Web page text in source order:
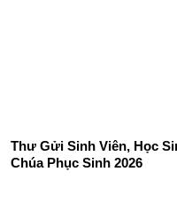
Thư Gửi Sinh Viên, Học
Chúa Phục Sinh 2026